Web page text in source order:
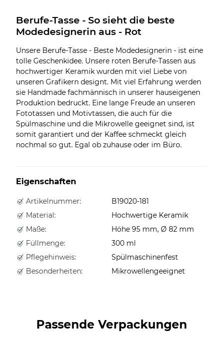
Berufe-Tasse - So sieht die beste
Modedesignerin aus - Rot
Unsere Berufe-Tasse - Beste Modedesignerin - ist eine
tolle Geschenkidee. Unsere roten Berufe-Tassen aus
hochwertiger Keramik wurden mit viel Liebe von
unseren Grafikern designt. Mit viel Erfahrung werden
sie Handmade fachmännisch in unserer hauseigenen
Produktion bedruckt. Eine lange Freude an unseren
Fototassen und Motivtassen, die auch für die
Spülmaschine und die Mikrowelle geeignet sind, ist
somit garantiert und der Kaffee schmeckt gleich
nochmal so gut. Egal ob zuhause oder im Büro.
Eigenschaften
Artikelnummer:
B19020-181
Material:
Hochwertige Keramik
Maße:
Höhe 95 mm, Ø 82 mm
Füllmenge:
300 ml
Pflegehinweis:
Spülmaschinenfest
Besonderheiten:
Mikrowellengeeignet
Passende Verpackungen